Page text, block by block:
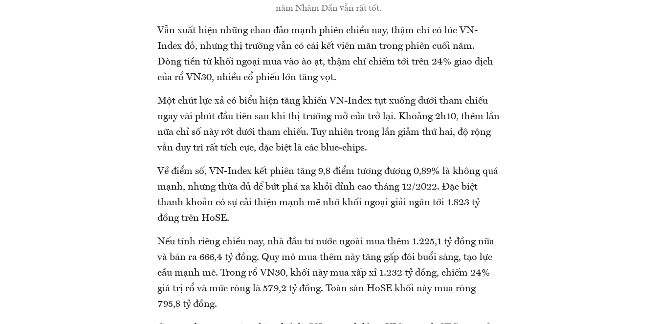
năm Nhâm Dần vẫn rất tốt.
Vẫn xuất hiện những chao đảo mạnh phiên chiều nay, thậm chí có lúc VN-
Index đỏ, nhưng thị trường vẫn có cái kết viên mãn trong phiên cuối năm.
Dòng tiền từ khối ngoại mua vào ào ạt, thậm chí chiếm tới trên 24% giao dịch
của rổ VN30, nhiều cổ phiếu lớn tăng vọt.
Một chút lực xả có biểu hiện tăng khiến VN-Index tụt xuống dưới tham chiếu
ngay vài phút đầu tiên sau khi thị trường mở cửa trở lại. Khoảng 2h10, thêm lần
nữa chỉ số này rớt dưới tham chiếu. Tuy nhiên trong lần giảm thứ hai, độ rộng
vẫn duy trì rất tích cực, đặc biệt là các blue-chips.
Về điểm số, VN-Index kết phiên tăng 9,8 điểm tương đương 0,89% là không quá
mạnh, nhưng thừa đủ để bứt phá xa khỏi đỉnh cao tháng 12/2022. Đặc biệt
thanh khoản có sự cải thiện mạnh mẽ nhờ khối ngoại giải ngân tới 1.823 tỷ
đồng trên HoSE.
Nếu tính riêng chiều nay, nhà đầu tư nước ngoài mua thêm 1.225,1 tỷ đồng nữa
và bán ra 666,4 tỷ đồng. Quy mô mua thêm này tăng gấp đôi buổi sáng, tạo lực
cầu mạnh mẽ. Trong rổ VN30, khối này mua xấp xỉ 1.232 tỷ đồng, chiếm 24%
giá trị rổ và mức ròng là 579,2 tỷ đồng. Toàn sàn HoSE khối này mua ròng
795,8 tỷ đồng.